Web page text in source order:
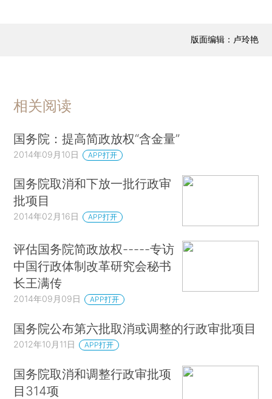
版面编辑：卢玲艳
相关阅读
国务院：提高简政放权“含金量”
2014年09月10日 APP打开
国务院取消和下放一批行政审
批项目
2014年02月16日 APP打开
评估国务院简政放权-----专访
中国行政体制改革研究会秘书
长王满传
2014年09月09日 APP打开
国务院公布第六批取消或调整的行政审批项目
2012年10月11日 APP打开
国务院取消和调整行政审批项
目314项